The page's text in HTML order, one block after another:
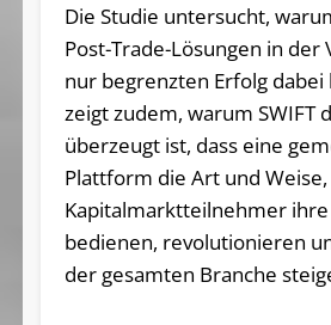
Die Studie untersucht,
Post-Trade-Lösungen in der
nur begrenzten Erfolg dabei
zeigt zudem, warum SWIFT
überzeugt ist, dass eine
Plattform die Art und
Kapitalmarktteilnehmer ihre
bedienen, revolutionieren
der gesamten Branche